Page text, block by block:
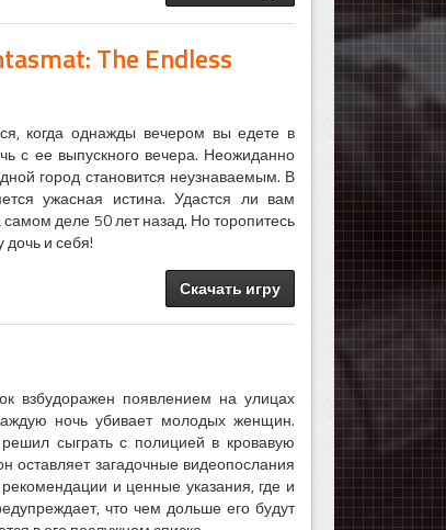
The Endless
когда однажды вечером вы едете в
с ее выпускного вечера. Неожиданно
город становится неузнаваемым. В
ужасная истина. Удастся ли вам
самом деле 50 лет назад. Но торопитесь
дочь и себя!
Скачать игру
взбудоражен появлением на улицах
ночь убивает молодых женщин.
сыграть с полицией в кровавую
оставляет загадочные видеопослания
и ценные указания, где и
что чем дольше его будут